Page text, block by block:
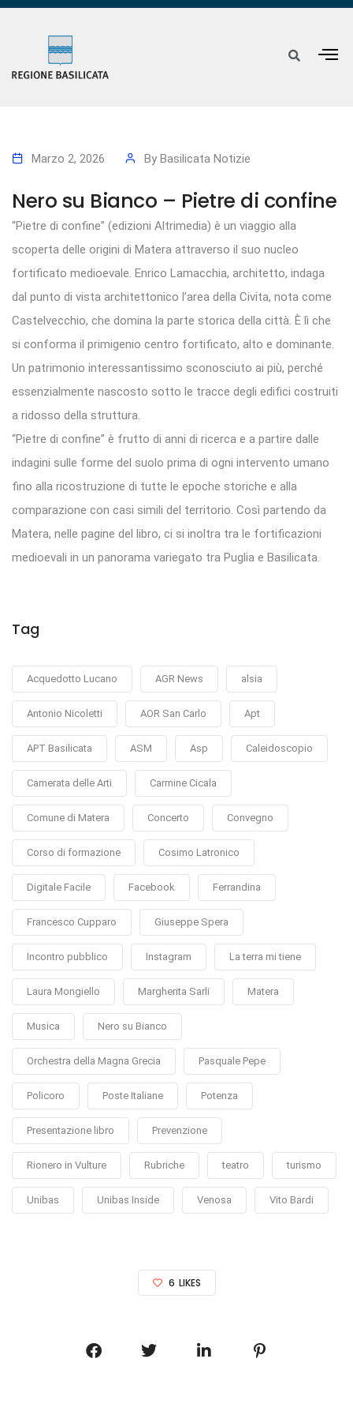
Marzo 2, 2026 By Basilicata Notizie
Nero su Bianco – Pietre di confine
“Pietre di confine” (edizioni Altrimedia) è un viaggio alla
scoperta delle origini di Matera attraverso il suo nucleo
fortificato medioevale. Enrico Lamacchia, architetto, indaga
dal punto di vista architettonico l’area della Civita, nota come
Castelvecchio, che domina la parte storica della città. È lì che
si conforma il primigenio centro fortificato, alto e dominante.
Un patrimonio interessantissimo sconosciuto ai più, perché
essenzialmente nascosto sotto le tracce degli edifici costruiti
a ridosso della struttura.
“Pietre di confine” è frutto di anni di ricerca e a partire dalle
indagini sulle forme del suolo prima di ogni intervento umano
fino alla ricostruzione di tutte le epoche storiche e alla
comparazione con casi simili del territorio. Così partendo da
Matera, nelle pagine del libro, ci si inoltra tra le fortificazioni
medioevali in un panorama variegato tra Puglia e Basilicata.
Tag
Acquedotto Lucano AGR News alsia
Antonio Nicoletti AOR San Carlo Apt
APT Basilicata ASM Asp Caleidoscopio
Camerata delle Arti Carmine Cicala
Comune di Matera Concerto Convegno
Corso di formazione Cosimo Latronico
Digitale Facile Facebook Ferrandina
Francesco Cupparo Giuseppe Spera
Incontro pubblico Instagram La terra mi tiene
Laura Mongiello Margherita Sarli Matera
Musica Nero su Bianco
Orchestra della Magna Grecia Pasquale Pepe
Policoro Poste Italiane Potenza
Presentazione libro Prevenzione
Rionero in Vulture Rubriche teatro turismo
Unibas Unibas Inside Venosa Vito Bardi
6 LIKES